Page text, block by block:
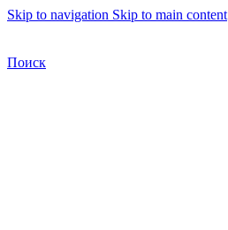
Skip to navigation Skip to main content
Поиск